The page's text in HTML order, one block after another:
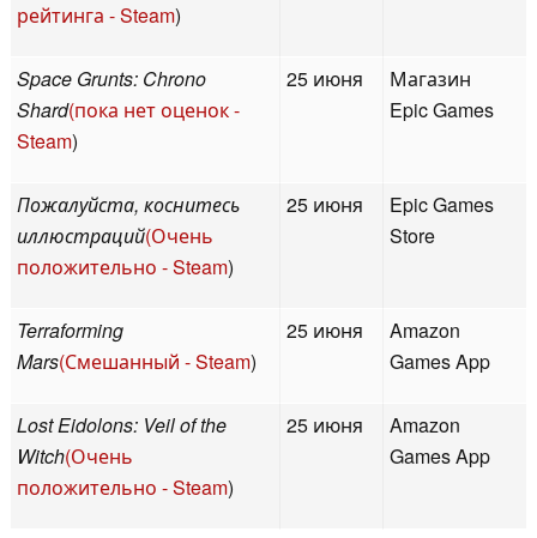
рейтинга - Steam)
Space Grunts: Chrono
Shard(пока нет оценок -
Steam)
25 июня
Магазин
Epic Games
Пожалуйста, коснитесь
иллюстраций(Очень
положительно - Steam)
25 июня
Epic Games
Store
Terraforming
Mars(Смешанный - Steam)
25 июня
Amazon
Games App
Lost Eidolons: Veil of the
Witch(Очень
положительно - Steam)
25 июня
Amazon
Games App